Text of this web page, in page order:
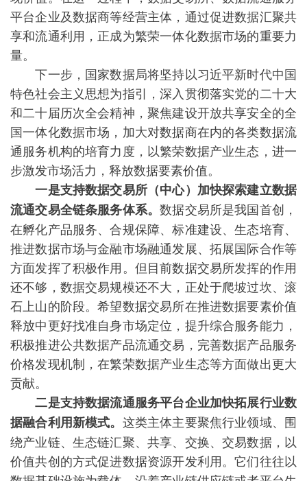
平台企业及数据商等经营主体，通过促进数据汇聚共
享和流通利用，正成为繁荣一体化数据市场的重要力
量。
下一步，国家数据局将坚持以习近平新时代中国
特色社会主义思想为指引，深入贯彻落实党的二十大
和二十届历次全会精神，聚焦建设开放共享安全的全
国一体化数据市场，加大对数据商在内的各类数据流
通服务机构的培育力度，以繁荣数据产业生态，进一
步激发市场活力，释放数据要素价值。
一是支持数据交易所（中心）加快探索建立数据
流通交易全链条服务体系。数据交易所是我国首创，
在孵化产品服务、合规保障、标准建设、生态培育、
推进数据市场与金融市场融通发展、拓展国际合作等
方面发挥了积极作用。但目前数据交易所发挥的作用
还不够，数据交易规模还不大，正处于爬坡过坎、滚
石上山的阶段。希望数据交易所在推进数据要素价值
释放中更好找准自身市场定位，提升综合服务能力，
积极推进公共数据产品流通交易，完善数据产品服务
价格发现机制，在繁荣数据产业生态等方面做出更大
贡献。
二是支持数据流通服务平台企业加快拓展行业数
据融合利用新模式。 这类主体主要聚焦行业领域、围
绕产业链、生态链汇聚、共享、交换、交易数据，以
价值共创的方式促进数据资源开发利用。它们往往以